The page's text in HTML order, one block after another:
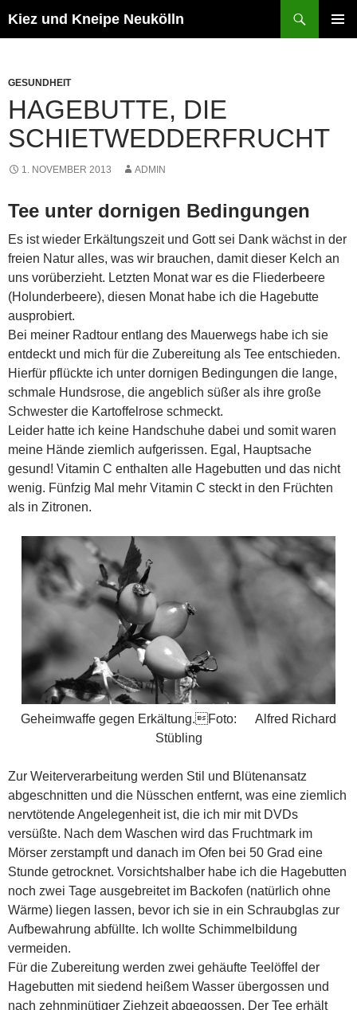
Inhalt
Kiez und Kneipe Neukölln
GESUNDHEIT
HAGEBUTTE, DIE
SCHIETWEDDERFRUCHT
1. NOVEMBER 2013 ADMIN
Tee unter dornigen Bedingungen
Es ist wieder Erkältungszeit und Gott sei Dank wächst in der
freien Natur alles, was wir brauchen, damit dieser Kelch an
uns vorüberzieht. Letzten Monat war es die Fliederbeere
(Holunderbeere), diesen Monat habe ich die Hagebutte
ausprobiert.
Bei meiner Radtour entlang des Mauerwegs habe ich sie
entdeckt und mich für die Zubereitung als Tee entschieden.
Hierfür pflückte ich unter dornigen Bedingungen die lange,
schmale Hundsrose, die angeblich süßer als ihre große
Schwester die Kartoffelrose schmeckt.
Leider hatte ich keine Handschuhe dabei und somit waren
meine Hände ziemlich aufgerissen. Egal, Hauptsache
gesund! Vitamin C enthalten alle Hagebutten und das nicht
wenig. Fünfzig Mal mehr Vitamin C steckt in den Früchten
als in Zitronen.
Geheimwaffe gegen Erkältung.Foto: Alfred Richard
Stübling
Zur Weiterverarbeitung werden Stil und Blütenansatz
abgeschnitten und die Nüsschen entfernt, was eine ziemlich
nervtötende Angelegenheit ist, die ich mir mit DVDs
versüßte. Nach dem Waschen wird das Fruchtmark im
Mörser zerstampft und danach im Ofen bei 50 Grad eine
Stunde getrocknet. Vorsichtshalber habe ich die Hagebutten
noch zwei Tage ausgebreitet im Backofen (natürlich ohne
Wärme) liegen lassen, bevor ich sie in ein Schraubglas zur
Aufbewahrung abfüllte. Ich wollte Schimmelbildung
vermeiden.
Für die Zubereitung werden zwei gehäufte Teelöffel der
Hagebutten mit siedend heißem Wasser übergossen und
nach zehnminütiger Ziehzeit abgegossen. Der Tee erhält